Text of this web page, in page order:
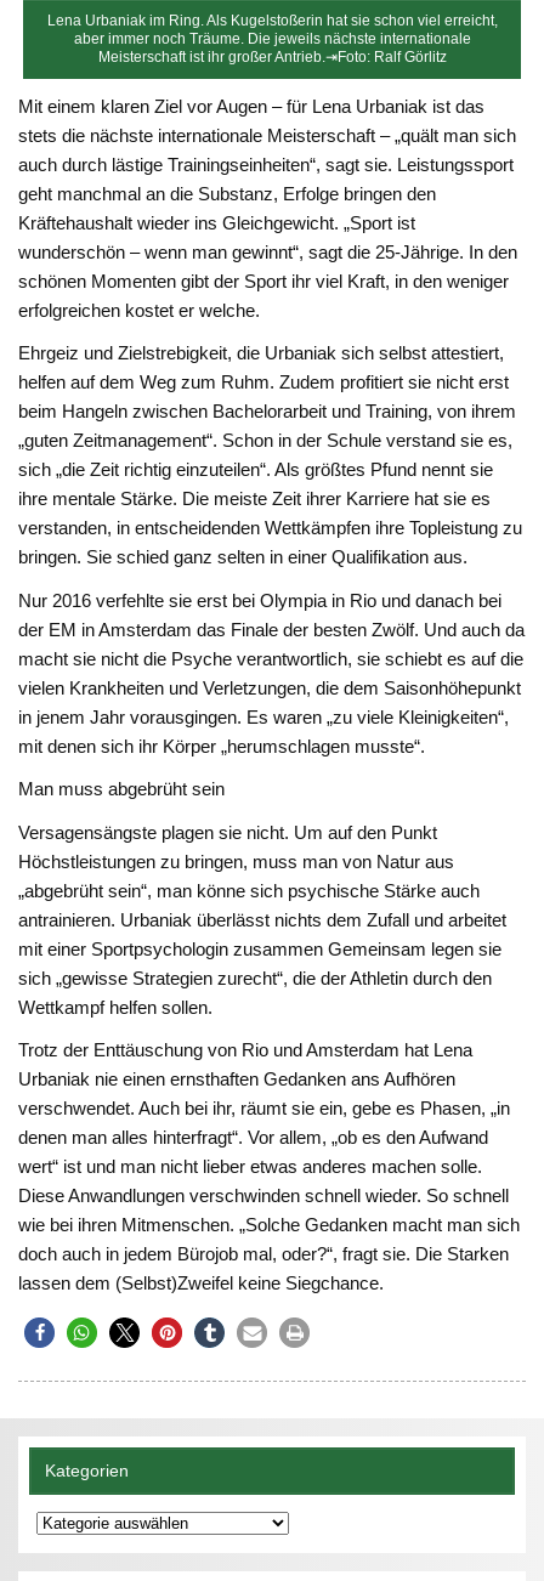
Lena Urbaniak im Ring. Als Kugelstoßerin hat sie schon viel erreicht,
aber immer noch Träume. Die jeweils nächste internationale
Meisterschaft ist ihr großer Antrieb.⇥Foto: Ralf Görlitz
Mit einem klaren Ziel vor Augen – für Lena Urbaniak ist das
stets die nächste internationale Meisterschaft – „quält man sich
auch durch lästige Trainingseinheiten“, sagt sie. Leistungssport
geht manchmal an die Substanz, Erfolge bringen den
Kräftehaushalt wieder ins Gleichgewicht. „Sport ist
wunderschön – wenn man gewinnt“, sagt die 25-Jährige. In den
schönen Momenten gibt der Sport ihr viel Kraft, in den weniger
erfolgreichen kostet er welche.
Ehrgeiz und Zielstrebigkeit, die Urbaniak sich selbst attestiert,
helfen auf dem Weg zum Ruhm. Zudem profitiert sie nicht erst
beim Hangeln zwischen Bachelorarbeit und Training, von ihrem
„guten Zeitmanagement“. Schon in der Schule verstand sie es,
sich „die Zeit richtig einzuteilen“. Als größtes Pfund nennt sie
ihre mentale Stärke. Die meiste Zeit ihrer Karriere hat sie es
verstanden, in entscheidenden Wettkämpfen ihre Topleistung zu
bringen. Sie schied ganz selten in einer Qualifikation aus.
Nur 2016 verfehlte sie erst bei Olympia in Rio und danach bei
der EM in Amsterdam das Finale der besten Zwölf. Und auch da
macht sie nicht die Psyche verantwortlich, sie schiebt es auf die
vielen Krankheiten und Verletzungen, die dem Saisonhöhepunkt
in jenem Jahr vorausgingen. Es waren „zu viele Kleinigkeiten“,
mit denen sich ihr Körper „herumschlagen musste“.
Man muss abgebrüht sein
Versagensängste plagen sie nicht. Um auf den Punkt
Höchstleistungen zu bringen, muss man von Natur aus
„abgebrüht sein“, man könne sich psychische Stärke auch
antrainieren. Urbaniak überlässt nichts dem Zufall und arbeitet
mit einer Sportpsychologin zusammen Gemeinsam legen sie
sich „gewisse Strategien zurecht“, die der Athletin durch den
Wettkampf helfen sollen.
Trotz der Enttäuschung von Rio und Amsterdam hat Lena
Urbaniak nie einen ernsthaften Gedanken ans Aufhören
verschwendet. Auch bei ihr, räumt sie ein, gebe es Phasen, „in
denen man alles hinterfragt“. Vor allem, „ob es den Aufwand
wert“ ist und man nicht lieber etwas anderes machen solle.
Diese Anwandlungen verschwinden schnell wieder. So schnell
wie bei ihren Mitmenschen. „Solche Gedanken macht man sich
doch auch in jedem Bürojob mal, oder?“, fragt sie. Die Starken
lassen dem (Selbst)Zweifel keine Siegchance.
Kategorien
Kategorien